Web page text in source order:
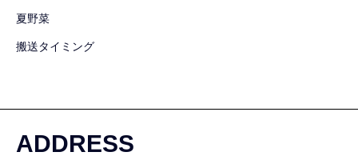
夏野菜
搬送タイミング
ADDRESS